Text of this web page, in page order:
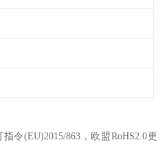
令(EU)2015/863，欧盟RoHS2.0更